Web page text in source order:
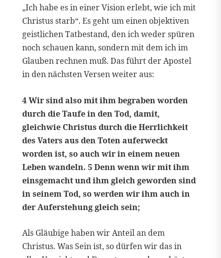
„Ich habe es in einer Vision erlebt, wie ich mit
Christus starb“. Es geht um einen objektiven
geistlichen Tatbestand, den ich weder spüren
noch schauen kann, sondern mit dem ich im
Glauben rechnen muß. Das führt der Apostel
in den nächsten Versen weiter aus:
4 Wir sind also mit ihm begraben worden
durch die Taufe in den Tod, damit,
gleichwie Christus durch die Herrlichkeit
des Vaters aus den Toten auferweckt
worden ist, so auch wir in einem neuen
Leben wandeln. 5 Denn wenn wir mit ihm
einsgemacht und ihm gleich geworden sind
in seinem Tod, so werden wir ihm auch in
der Auferstehung gleich sein;
Als Gläubige haben wir Anteil an dem
Christus. Was Sein ist, so dürfen wir das in